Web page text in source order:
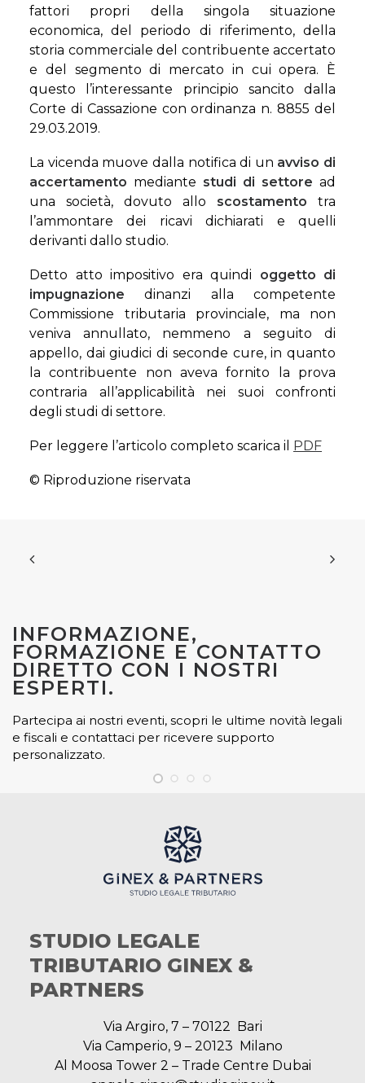
fattori propri della singola situazione
economica, del periodo di riferimento, della
storia commerciale del contribuente accertato
e del segmento di mercato in cui opera. È
questo l’interessante principio sancito dalla
Corte di Cassazione con ordinanza n. 8855 del
29.03.2019.
La vicenda muove dalla notifica di un avviso di
accertamento mediante studi di settore ad
una società, dovuto allo scostamento tra
l’ammontare dei ricavi dichiarati e quelli
derivanti dallo studio.
Detto atto impositivo era quindi oggetto di
impugnazione dinanzi alla competente
Commissione tributaria provinciale, ma non
veniva annullato, nemmeno a seguito di
appello, dai giudici di seconde cure, in quanto
la contribuente non aveva fornito la prova
contraria all’applicabilità nei suoi confronti
degli studi di settore.
Per leggere l’articolo completo scarica il PDF
© Riproduzione riservata
INFORMAZIONE,
FORMAZIONE E CONTATTO
DIRETTO CON I NOSTRI
ESPERTI.
Partecipa ai nostri eventi, scopri le ultime novità legali
e fiscali e contattaci per ricevere supporto
personalizzato.
STUDIO LEGALE
TRIBUTARIO GINEX &
PARTNERS
Via Argiro, 7 – 70122 Bari
Via Camperio, 9 – 20123 Milano
Al Moosa Tower 2 – Trade Centre Dubai